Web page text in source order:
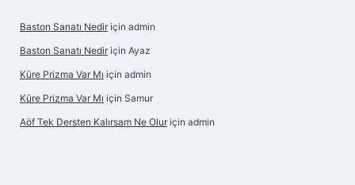
Baston Sanatı Nedir için admin
Baston Sanatı Nedir için Ayaz
Küre Prizma Var Mı için admin
Küre Prizma Var Mı için Samur
Aöf Tek Dersten Kalırsam Ne Olur için admin